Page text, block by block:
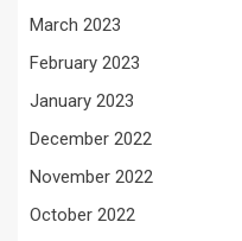
March 2023
February 2023
January 2023
December 2022
November 2022
October 2022